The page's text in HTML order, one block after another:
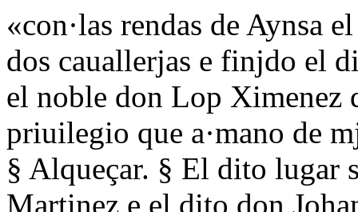
«con·las rendas de Aynsa
dos cauallerjas e finjdo el
el noble don Lop Ximenez
priuilegio que a·mano de
§ Alqueçar. § El dito lugar
Martinez e el dito don